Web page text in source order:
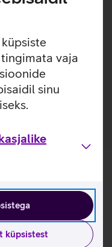
vaja
sinu
küpsistest
kindel haare ja kaitse
telefoni ümber
Qi magnettoega (või
ja lihtsalt.
sisseehitatud Qi